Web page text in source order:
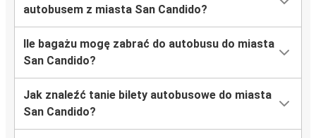
autobusem z miasta San Candido?
Ile bagażu mogę zabrać do autobusu do miasta
San Candido?
Jak znaleźć tanie bilety autobusowe do miasta
San Candido?